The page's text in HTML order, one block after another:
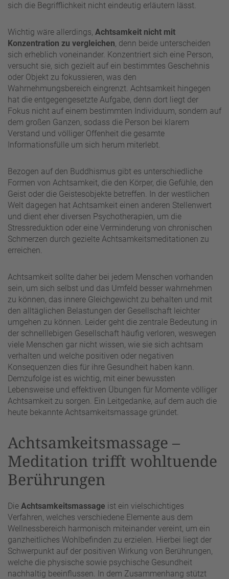
sich die Begrifflichkeit nicht eindeutig erläutern lässt.
Wichtig wäre allerdings, Achtsamkeit nicht mit
Konzentration zu vergleichen, denn beide unterscheiden
sich erheblich voneinander. Konzentriert sich eine Person,
versucht sie, sich gezielt auf ein bestimmtes Geschehnis
oder Objekt zu fokussieren, was den
Wahrnehmungsbereich eingrenzt. Achtsamkeit hingegen
hat die entgegengesetzte Aufgabe, denn dort liegt der
Fokus nicht auf einem bestimmten Individuum, sondern auf
dem großen Ganzen, sodass die Person bei klarem
Verstand und völliger Offenheit die gesamte
Informationsfülle um sich herum miterlebt.
Bezogen auf den Buddhismus gibt es unterschiedliche
Formen von Achtsamkeit, die den Körper, die Gefühle, den
Geist oder die Geistesobjekte betreffen. In der westlichen
Welt dagegen hat Achtsamkeit einen anderen Stellenwert
und dient eher diversen Psychotherapien, um die
Stressreduktion oder eine Verminderung von chronischen
Schmerzen durch gezielte Achtsamkeitsmeditationen zu
erreichen.
Achtsamkeit sollte daher bei jedem Menschen vorhanden
sein, um sich selbst und das Umfeld besser wahrnehmen
zu können, das innere Gleichgewicht zu behalten und mit
den alltäglichen Belastungen der Gesellschaft leichter
umgehen zu können. Leider geht die zentrale Bedeutung in
der schnelllebigen Gesellschaft häufig verloren, weswegen
viele Menschen gar nicht wissen, wie sie sich achtsam
verhalten und welche positiven oder negativen
Konsequenzen dies für ihre Gesundheit haben kann.
Demzufolge ist es wichtig, mit einer bewussten
Lebensweise und effektiven Übungen für Momente völliger
Achtsamkeit zu sorgen. Ein Leitgedanke, auf dem auch die
heute bekannte Achtsamkeitsmassage gründet.
Achtsamkeitsmassage –
Meditation trifft wohltuende
Berührungen
Die Achtsamkeitsmassage ist ein vielschichtiges
Verfahren, welches verschiedene Elemente aus dem
Wellnessbereich harmonisch miteinander vereint, um ein
ganzheitliches Wohlbefinden zu erzielen. Hierbei liegt der
Schwerpunkt auf der positiven Wirkung von Berührungen,
welche die physische sowie psychische Gesundheit
nachhaltig beeinflussen. In dem Zusammenhang stützt